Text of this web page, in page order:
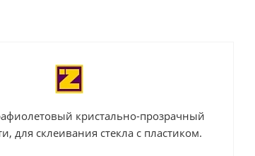
кристально-прозрачный
для склеивания стекла с пластиком.